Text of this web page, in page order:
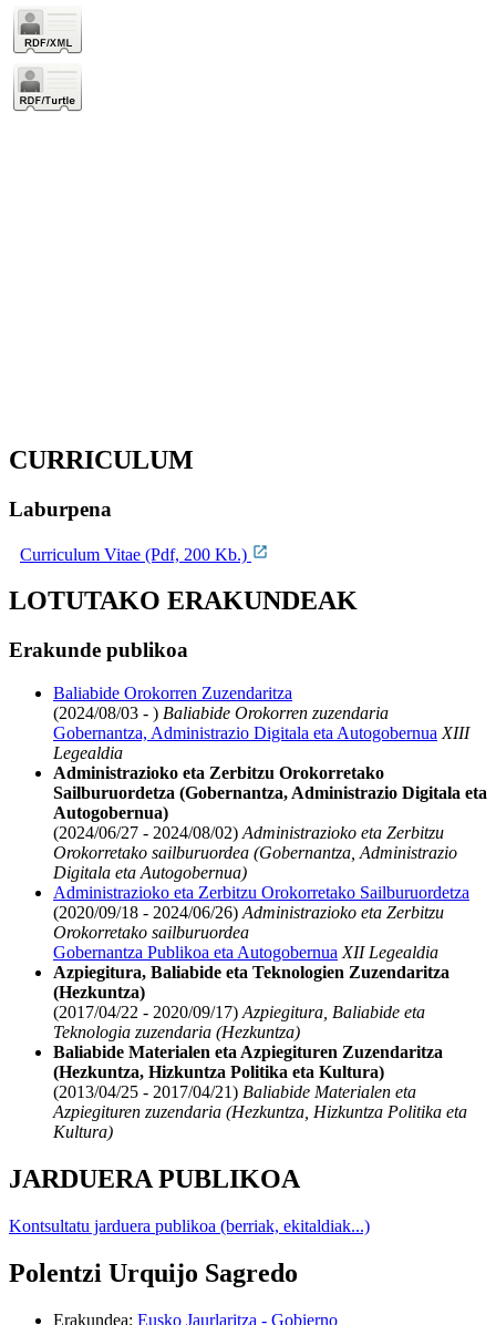
CURRICULUM
Laburpena
Curriculum Vitae (Pdf, 200 Kb.)
LOTUTAKO ERAKUNDEAK
Erakunde publikoa
Baliabide Orokorren Zuzendaritza
(2024/08/03 - ) Baliabide Orokorren zuzendaria
Gobernantza, Administrazio Digitala eta Autogobernua XIII
Legealdia
Administrazioko eta Zerbitzu Orokorretako
Sailburuordetza (Gobernantza, Administrazio Digitala eta
Autogobernua)
(2024/06/27 - 2024/08/02) Administrazioko eta Zerbitzu
Orokorretako sailburuordea (Gobernantza, Administrazio
Digitala eta Autogobernua)
Administrazioko eta Zerbitzu Orokorretako Sailburuordetza
(2020/09/18 - 2024/06/26) Administrazioko eta Zerbitzu
Orokorretako sailburuordea
Gobernantza Publikoa eta Autogobernua XII Legealdia
Azpiegitura, Baliabide eta Teknologien Zuzendaritza
(Hezkuntza)
(2017/04/22 - 2020/09/17) Azpiegitura, Baliabide eta
Teknologia zuzendaria (Hezkuntza)
Baliabide Materialen eta Azpiegituren Zuzendaritza
(Hezkuntza, Hizkuntza Politika eta Kultura)
(2013/04/25 - 2017/04/21) Baliabide Materialen eta
Azpiegituren zuzendaria (Hezkuntza, Hizkuntza Politika eta
Kultura)
JARDUERA PUBLIKOA
Kontsultatu jarduera publikoa (berriak, ekitaldiak...)
Polentzi Urquijo Sagredo
Erakundea: Eusko Jaurlaritza - Gobierno